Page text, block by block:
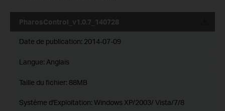
PharosControl_v1.0.7_140728
Date de publication: 2014-07-09
Langue: Anglais
Taille du fichier: 88MB
Système d'Exploitation: Windows XP/2003/ Vista/7/8